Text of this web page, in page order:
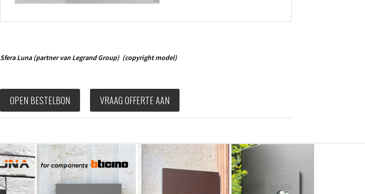
Sfera Luna(partner van Legrand Group) (copyright model)
OPEN BESTELBON VRAAG OFFERTE AAN